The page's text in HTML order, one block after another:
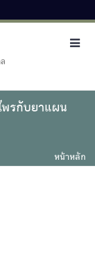
พรกับยาแผน
หน้าหลัก